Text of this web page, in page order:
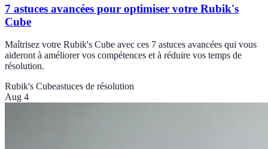
7 astuces avancées pour optimiser votre Rubik's
Cube
Maîtrisez votre Rubik's Cube avec ces 7 astuces avancées qui vous
aideront à améliorer vos compétences et à réduire vos temps de
résolution.
Rubik's Cubeastuces de résolution
Aug 4